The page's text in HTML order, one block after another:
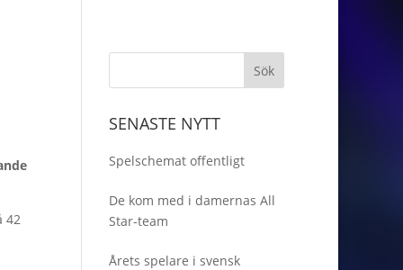
42
SENASTE NYTT
Spelschemat offentligt
De kom med i damernas All
Star-team
Årets spelare i svensk